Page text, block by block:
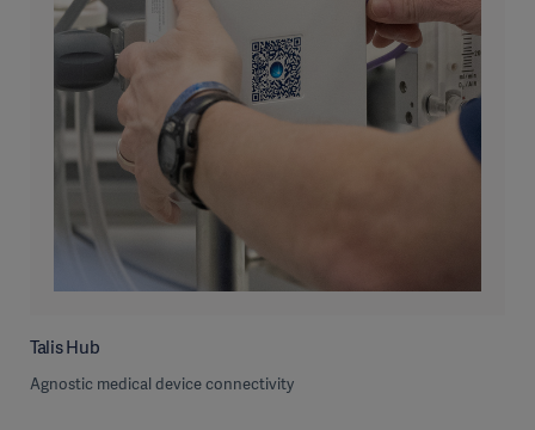
Talis Hub
Agnostic medical device connectivity